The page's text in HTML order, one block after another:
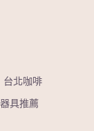
台北咖啡
具推薦